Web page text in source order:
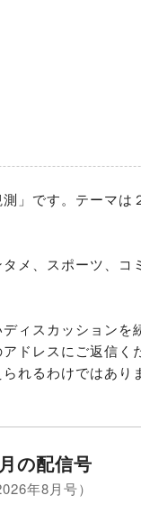
」です。テーマは
メ、スポーツ、
ィスカッションを
ドレスにご返信く
れるわけではあり
の配信号
年8月号）